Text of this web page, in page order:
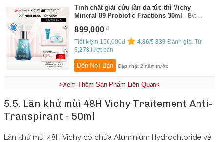
Tinh chất giải cứu làn da tức thì Vichy
Mineral 89 Probiotic Fractions 30ml
By:
899,000
Tiết kiệm 156,000đ 4.86/5 839 Đánh giá. Từ
5,278 lượt bán
Đến Nơi Bán Cập nhật 2 năm trước
>Xem Thêm Sản Phẩm Liên Quan<
5.5. Lăn khử mùi 48H Vichy Traitement Anti-
Transpirant - 50ml
Lăn khử mùi 48H Vichy có chứa Aluminium Hydrochloride và